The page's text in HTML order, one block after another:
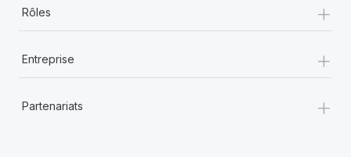
Rôles +
Entreprise +
Partenariats +